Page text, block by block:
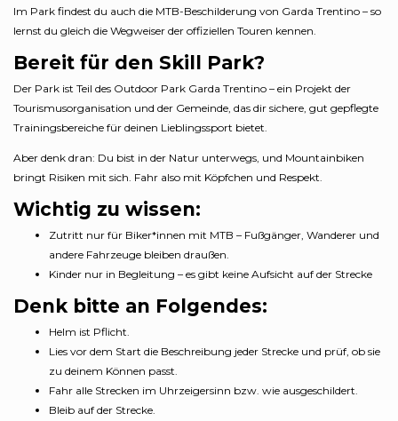
Im Park findest du auch die MTB-Beschilderung von Garda Trentino – so
lernst du gleich die Wegweiser der offiziellen Touren kennen.
Bereit für den Skill Park?
Der Park ist Teil des Outdoor Park Garda Trentino – ein Projekt der
Tourismusorganisation und der Gemeinde, das dir sichere, gut gepflegte
Trainingsbereiche für deinen Lieblingssport bietet.
Aber denk dran: Du bist in der Natur unterwegs, und Mountainbiken
bringt Risiken mit sich. Fahr also mit Köpfchen und Respekt.
Wichtig zu wissen:
Zutritt nur für Biker*innen mit MTB – Fußgänger, Wanderer und
andere Fahrzeuge bleiben draußen.
Kinder nur in Begleitung – es gibt keine Aufsicht auf der Strecke
Denk bitte an Folgendes:
Helm ist Pflicht.
Lies vor dem Start die Beschreibung jeder Strecke und prüf, ob sie
zu deinem Können passt.
Fahr alle Strecken im Uhrzeigersinn bzw. wie ausgeschildert.
Bleib auf der Strecke.